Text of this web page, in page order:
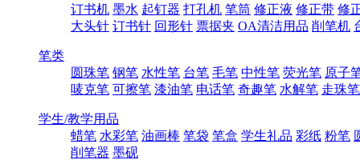
订书机 墨水 起钉器 打孔机 笔筒 修正液 修正带 修
大头针 订书针 回形针 票据夹 OA清洁用品 削笔机
笔类
圆珠笔 钢笔 水性笔 台笔 毛笔 中性笔 荧光笔 原子
唛克笔 可擦笔 漆油笔 电话笔 奇趣笔 水解笔 走珠笔
学生/教学用品
蜡笔 水彩笔 油画棒 笔袋 笔盒 学生礼品 彩纸 粉笔
削笔器 墨砚